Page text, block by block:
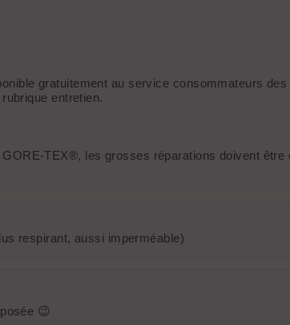
gratuitement au service consommateurs
entretien.
TEX®, les grosses réparations doivent
respirant, aussi imperméable)
😉